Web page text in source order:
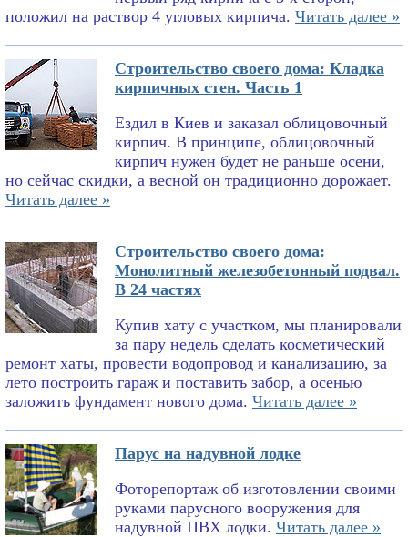
положил на раствор 4 угловых кирпича. Читать далее »
Строительство своего дома: Кладка
кирпичных стен. Часть 1
Ездил в Киев и заказал облицовочный
кирпич. В принципе, облицовочный
кирпич нужен будет не раньше осени,
но сейчас скидки, а весной он традиционно дорожает.
Читать далее »
Строительство своего дома:
Монолитный железобетонный подвал.
В 24 частях
Купив хату с участком, мы планировали
за пару недель сделать косметический
ремонт хаты, провести водопровод и канализацию, за
лето построить гараж и поставить забор, а осенью
заложить фундамент нового дома. Читать далее »
Парус на надувной лодке
Фоторепортаж об изготовлении своими
руками парусного вооружения для
надувной ПВХ лодки. Читать далее »